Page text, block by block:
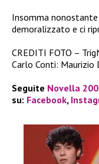
Insomma
demoralizzato e ci
CREDITI FOTO –
Carlo Conti: Maurizio
Seguite Novella
su: Facebook,